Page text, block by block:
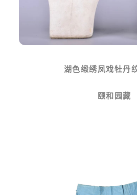
湖色缎绣凤戏牡丹
颐和园藏